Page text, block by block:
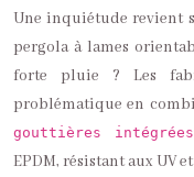
Une inquiétude revient
pergola à lames
forte pluie ? Les
problématique en
gouttières intégrées
EPDM, résistant aux UV